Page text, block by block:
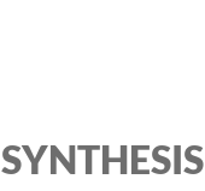
SYNTHESIS